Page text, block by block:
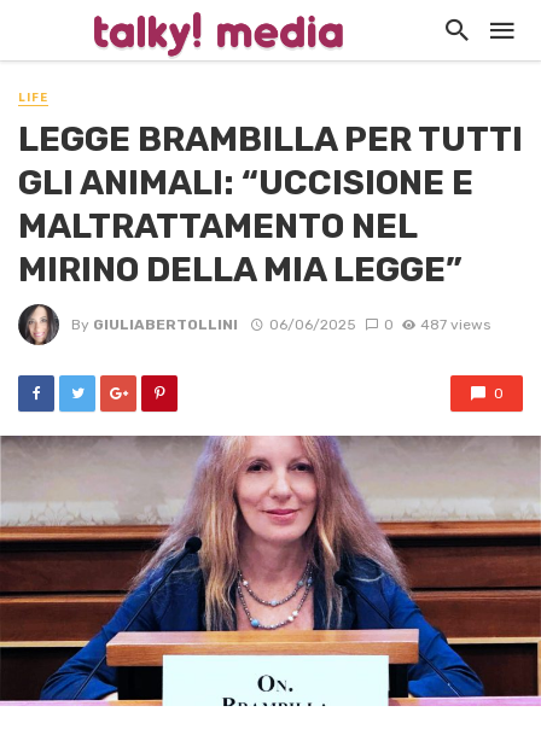
LIFE
LEGGE BRAMBILLA PER TUTTI
GLI ANIMALI: “UCCISIONE E
MALTRATTAMENTO NEL
MIRINO DELLA MIA LEGGE”
By GIULIABERTOLLINI 06/06/2025 0 487 views
0